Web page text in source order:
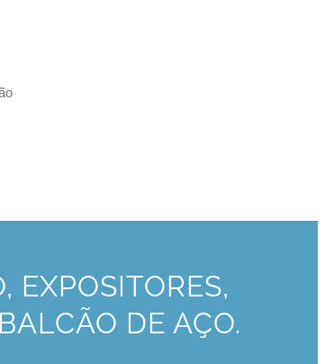
EXPOSITORES,
DE AÇO.